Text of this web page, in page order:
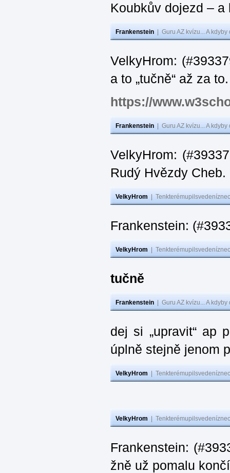
Koubkův dojezd –
Frankenstein Guru AZ kvízu... A
VelkyHrom:
a to „tučně“ až za
https://
Frankenstein Guru AZ kvízu... A
VelkyHrom:
Rudý Hvězdy Cheb.
VelkyHrom
Frankenstein:
VelkyHrom
tučně
Frankenstein Guru AZ kvízu... A
dej si „upravit“ ap
úplně stejně jenom
VelkyHrom
VelkyHrom
Frankenstein:
žně už pomalu